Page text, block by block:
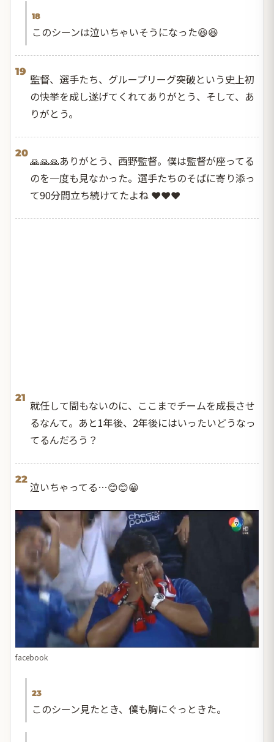
18
このシーンは泣いちゃいそうになった😆😆
19
監督、選手たち、グループリーグ突破という史上初
の快挙を成し遂げてくれてありがとう、そして、あ
りがとう。
20
🙏🙏🙏ありがとう、西野監督。僕は監督が座ってる
のを一度も見なかった。選手たちのそばに寄り添っ
て90分間立ち続けてたよね ❤️❤️❤️
21
就任して間もないのに、ここまでチームを成長させ
るなんて。あと1年後、2年後にはいったいどうなっ
てるんだろう？
22
泣いちゃってる…😊😊😀
facebook
23
このシーン見たとき、僕も胸にぐっときた。